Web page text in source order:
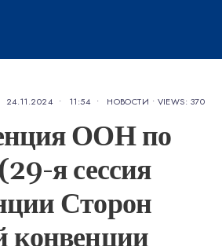
24.11.2024 • 11:54 • НОВОСТИ • VIEWS: 370
ООН по
я сессия
Сторон
конвенции